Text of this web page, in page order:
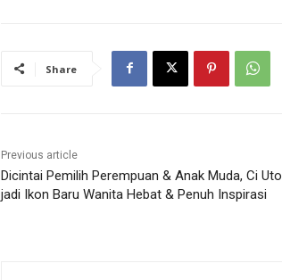
Share
Previous article
Dicintai Pemilih Perempuan & Anak Muda, Ci Uto
jadi Ikon Baru Wanita Hebat & Penuh Inspirasi